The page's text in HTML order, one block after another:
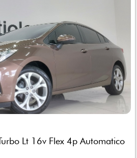
Lt 16v Flex 4p Automatico